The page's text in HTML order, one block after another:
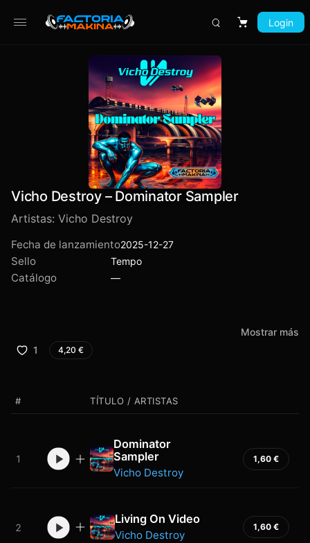
Carrito
Login
Vicho Destroy – Dominator Sampler
Artistas: Vicho Destroy
Fecha de lanzamiento2025-12-27
Sello Tempo
Catálogo —
Mostrar más
1
4,20 €
# TÍTULO / ARTISTAS
1
Dominator
Sampler
Vicho Destroy
1,60 €
2
Living On Video
Vicho Destroy
1,60 €